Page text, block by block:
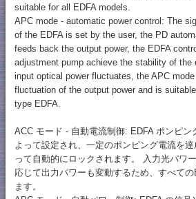
suitable for all EDFA models.
APC mode - automatic power control: The
of the EDFA is set by the user, the PD
feeds back the output power, the EDFA
adjustment pump achieve the stability of the
input optical power fluctuates, the APC
fluctuation of the output power and is
type EDFA.
ACC モード - 自動電流制御: EDFA ポンピン
よって設定され、一定のポンピング電流を
って自動的にロックされます。 入力光パワ
応じて出力パワーも変動するため、すべて
ます。